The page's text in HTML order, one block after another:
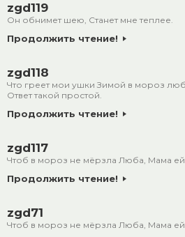
zgd119
Он обнимет шею, Станет мне теплее.
Продолжить чтение!
zgd118
Что греет мои ушки Зимой в мороз
Ответ такой простой.
Продолжить чтение!
zgd117
Чтоб в мороз не мёрзла Люба, Мама ей
Продолжить чтение!
zgd71
Чтоб в мороз не мёрзла Люба, Мама ей